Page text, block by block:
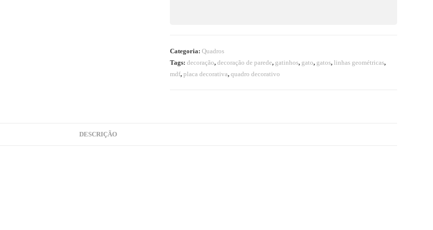
Categoria: Quadros
Tags: decoração, decoração de parede, gatinhos, gato, gatos, linhas geométricas,
mdf, placa decorativa, quadro decorativo
DESCRIÇÃO